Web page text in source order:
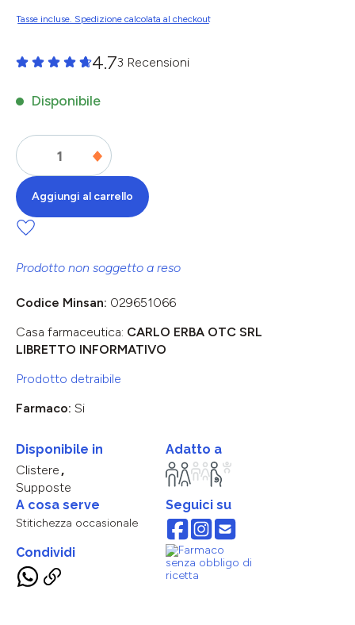
Tasse incluse. Spedizione calcolata al checkout
4.73 Recensioni
Disponibile
Aggiungi al carrello
Prodotto non soggetto a reso
Codice Minsan: 029651066
Casa farmaceutica: CARLO ERBA OTC SRL
LIBRETTO INFORMATIVO
Prodotto detraibile
Farmaco: Si
Disponibile in
Clistere
Supposte
Adatto a
A cosa serve
Stitichezza occasionale
Seguici su
Condividi